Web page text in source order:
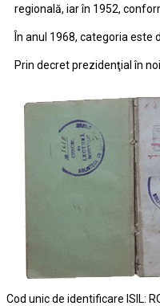
regională, iar în 1952,
În anul 1968, categoria este
Prin decret prezidenţial în
Cod unic de identificare ISIL: